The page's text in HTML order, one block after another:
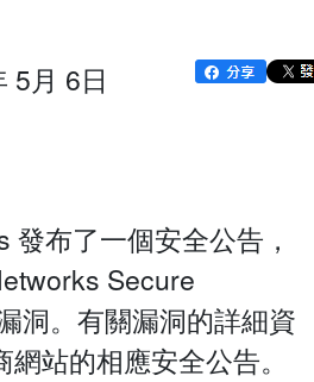
5月 6日
布了一個安全公告，
Secure
洞。有關漏洞的詳細資
站的相應安全公告。